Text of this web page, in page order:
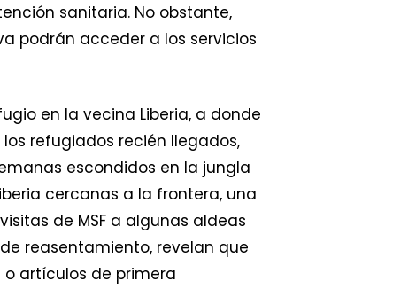
sanitaria. No obstante,
podrán acceder a los servicios
en la vecina Liberia, a donde
refugiados recién llegados,
escondidos en la jungla
cercanas a la frontera, una
de MSF a algunas aldeas
reasentamiento, revelan que
artículos de primera